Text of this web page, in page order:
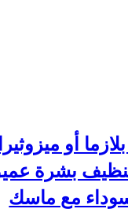
أو
بشرة
مع ماسك